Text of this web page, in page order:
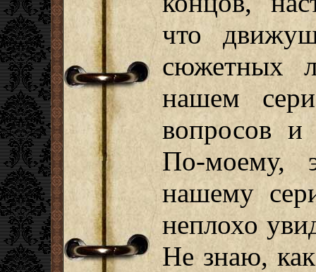
что
сюжетных
нашем
вопросов и
По-моему,
нашему
неплохо
Не знаю,